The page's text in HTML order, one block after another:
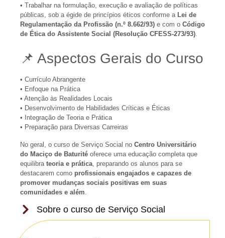
• Trabalhar na formulação, execução e avaliação de políticas
públicas, sob a égide de princípios éticos conforme a Lei de
Regulamentação da Profissão (n.º 8.662/93) e com o Código
de Ética do Assistente Social (Resolução CFESS-273/93)
📌 Aspectos Gerais do Curso
• Currículo Abrangente
• Enfoque na Prática
• Atenção às Realidades Locais
• Desenvolvimento de Habilidades Críticas e Éticas
• Integração de Teoria e Prática
• Preparação para Diversas Carreiras
No geral, o curso de Serviço Social no Centro Universitário
do Maciço de Baturité oferece uma educação completa que
equilibra teoria e prática , preparando os alunos para se
destacarem como profissionais engajados e capazes de
promover mudanças sociais positivas em suas
comunidades e além
Sobre o curso de Serviço Social